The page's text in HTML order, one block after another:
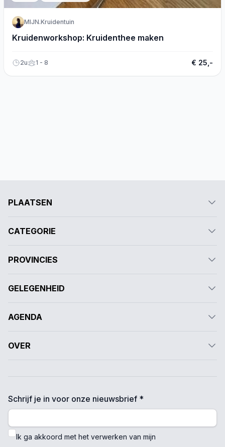
MIJN.Kruidentuin
Kruidenworkshop: Kruidenthee maken
2u 1 - 8 € 25,-
PLAATSEN
CATEGORIE
PROVINCIES
GELEGENHEID
AGENDA
OVER
Schrijf je in voor onze nieuwsbrief *
Ik ga akkoord met het verwerken van mijn